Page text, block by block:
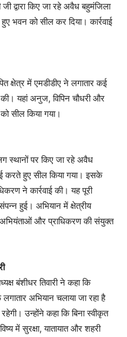
द्वारा किए जा रहे अवैध बहुमंजिला
हुए भवन को सील कर दिया। कार्रवाई
क्षेत्र में एमडीडीए ने लगातार कई
की। यहां अनुज, विपिन चौधरी और
को सील किया गया।
स्थानों पर किए जा रहे अवैध
करते हुए सील किया गया। इसके
ने कार्रवाई की। यह पूरी
हुई। अभियान में क्षेत्रीय
और प्राधिकरण की संयुक्त
बंशीधर तिवारी ने कहा कि
अभियान चलाया जा रहा है
उन्होंने कहा कि बिना स्वीकृत
में सुरक्षा, यातायात और शहरी